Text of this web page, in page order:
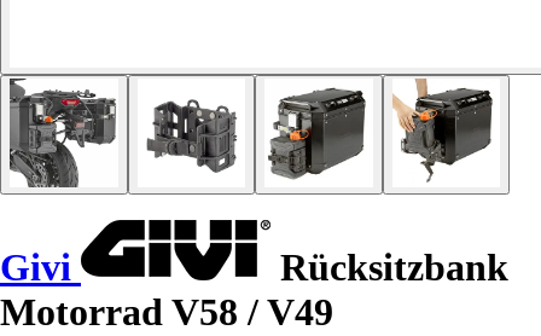
Givi
Rücksitzbank
Motorrad V58 / V49